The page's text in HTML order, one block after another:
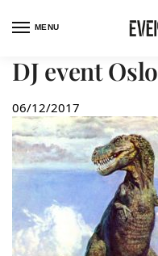
MENU
DJ event Oslo
06/12/2017